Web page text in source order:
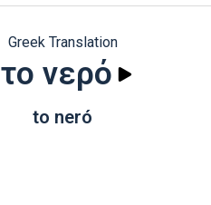
Greek Translation
το νερό
to neró